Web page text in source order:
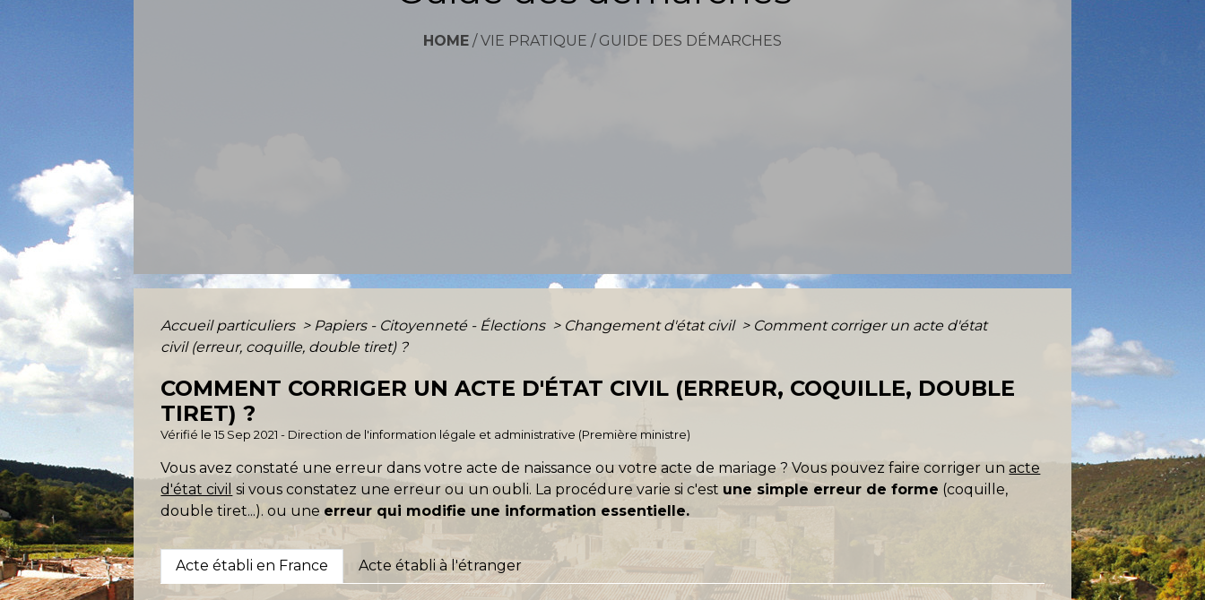
HOME /VIE PRATIQUE / GUIDE DES DÉMARCHES
Accueil particuliers > Papiers - Citoyenneté - Élections > Changement d'état civil > Comment corriger un acte d'état
civil (erreur, coquille, double tiret) ?
COMMENT CORRIGER UN ACTE D'ÉTAT CIVIL (ERREUR, COQUILLE, DOUBLE
TIRET) ?
Vérifié le 15 Sep 2021 - Direction de l'information légale et administrative (Première ministre)
Vous avez constaté une erreur dans votre acte de naissance ou votre acte de mariage ? Vous pouvez faire corriger unacte
d'état civil si vous constatez une erreur ou un oubli. La procédure varie si c'est une simple erreur de forme (coquille,
double tiret...). ou une erreur qui modifie une information essentielle.
Acte établi en France Acte établi à l'étranger